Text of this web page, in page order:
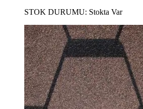
STOK DURUMU: Stokta Var